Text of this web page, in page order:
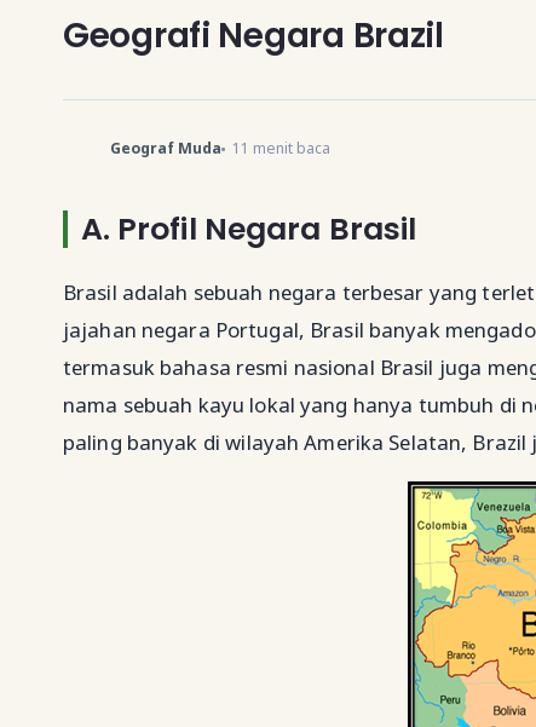
Geografi Negara Brazil
Geograf Muda 11 menit baca
A. Profil Negara Brasil
Brasil adalah sebuah negara terbesar yang
jajahan negara Portugal, Brasil banyak
termasuk bahasa resmi nasional Brasil juga
nama sebuah kayu lokal yang hanya tumbuh di
paling banyak di wilayah Amerika Selatan,